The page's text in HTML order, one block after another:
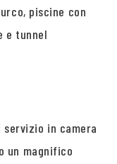
piscine con
e tunnel
in camera
un magnifico